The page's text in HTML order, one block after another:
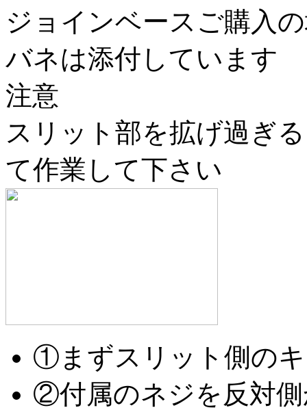
ジョインベースご購入
バネは添付しています
注意
スリット部を拡げ過ぎ
て作業して下さい
①まずスリット側の
②付属のネジを反対